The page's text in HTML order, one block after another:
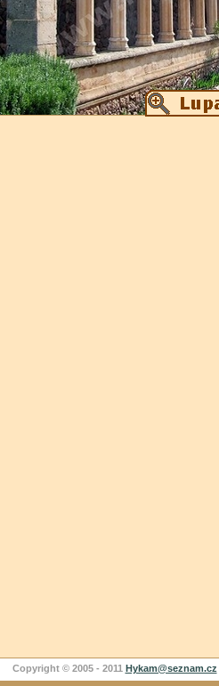
Copyright © 2005 - 2011 Hykam@seznam.cz